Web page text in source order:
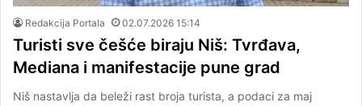
Redakcija Portala 02.07.2026 15:14
Turisti sve češće biraju Niš: Tvrđava,
Mediana i manifestacije pune grad
Niš nastavlja da beleži rast broja turista, a podaci za maj